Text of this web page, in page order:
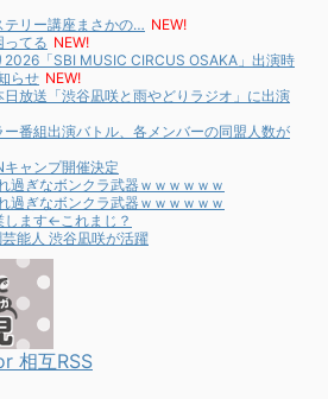
テリー講座まさかの… NEW!
ってる NEW!
2026「SBI MUSIC CIRCUS OSAKA」出演時
らせ NEW!
日放送「渋谷凪咲と雨やどりラジオ」に出演
ー番組出演バトル、各メンバーの同盟人数が
ャンプ開催決定
過ぎなボンクラ武器ｗｗｗｗｗｗ
過ぎなボンクラ武器ｗｗｗｗｗｗ
します←これまじ？
能人 渋谷凪咲が活躍
相互RSS